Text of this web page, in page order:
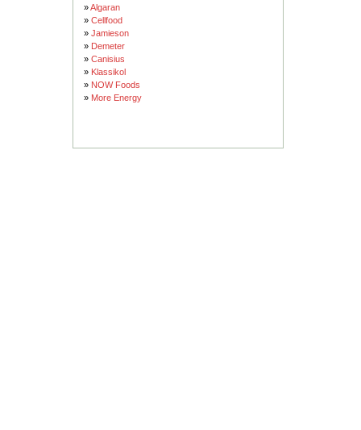
»Algaran
» Cellfood
» Jamieson
» Demeter
» Canisius
» Klassikol
» NOW Foods
» More Energy